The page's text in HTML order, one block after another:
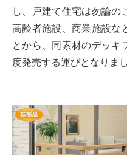
し、戸建て住宅は勿論の
高齢者施設、商業施設な
とから、同素材のデッキ
度発売する運びとなりまし